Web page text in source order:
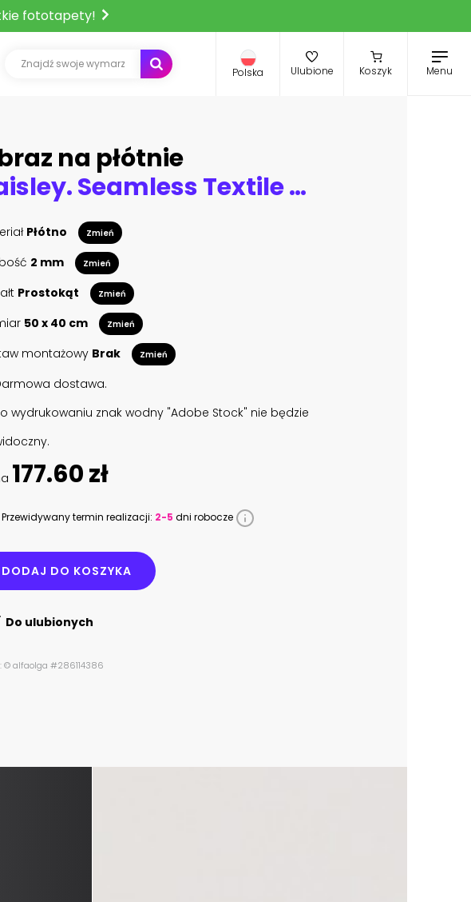
fototapety!
Polska Ulubione Koszyk Menu
na płótnie
Paisley. Seamless Textile floral pattern with oriental paisley ornament.
Płótno Zmień
2 mm Zmień
Prostokąt Zmień
50 x 40 cm Zmień
montażowy Brak Zmień
dostawa.
wydrukowaniu znak wodny "Adobe Stock" nie będzie
177.60 zł
Przewidywany termin realizacji: 2-5 dni robocze
DODAJ DO KOSZYKA
Do ulubionych
© alfaolga #286114386